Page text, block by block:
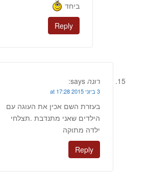
ביחד
Reply
רונה says:
3 ביוני 2015 at 17:28
בעזרת השם אכין את העוגה עם
הילדים שאני מתנדבת .תצלחי
ילדה מתוקה
Reply